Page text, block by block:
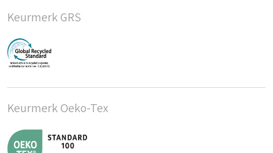
Keurmerk GRS
Keurmerk Oeko-Tex